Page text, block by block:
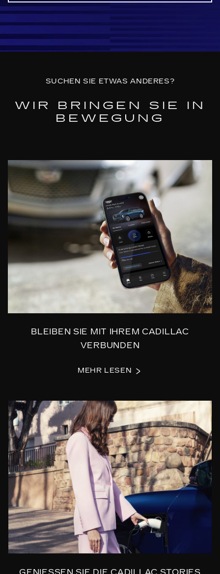
SUCHEN SIE ETWAS ANDERES?
WIR BRINGEN SIE IN
BEWEGUNG
BLEIBEN SIE MIT IHREM CADILLAC
VERBUNDEN
MEHR LESEN